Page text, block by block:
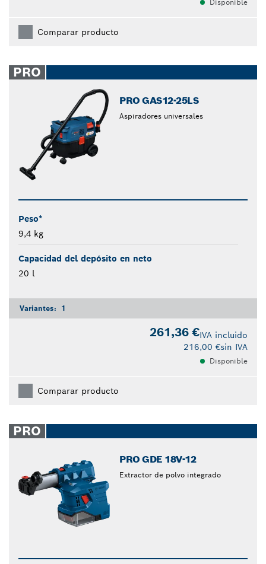
Disponible
Comparar producto
PRO
PRO GAS12-25LS
Aspiradores universales
Peso*
9,4 kg
Capacidad del depósito en neto
20 l
Variantes: 1
261,36 €IVA incluido
216,00 €sin IVA
Disponible
Comparar producto
PRO
PRO GDE 18V-12
Extractor de polvo integrado